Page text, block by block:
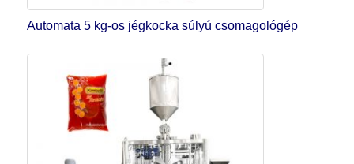
Automata 5 kg-os jégkocka súlyú csomagológép